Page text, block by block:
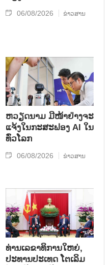
06/08/2026 ຂ່າວສານ
ຫວຽດນາມ ມີໜ້າຢ່າງຈະ
ແຈ້ງໃນກະສະຟອງ AI ໃນ
ທົ່ວໂລກ
06/08/2026 ຂ່າວສານ
ທ່ານເລຂາທິການໃຫຍ່,
ປະທານປະເທດ ໂຕເລິມ